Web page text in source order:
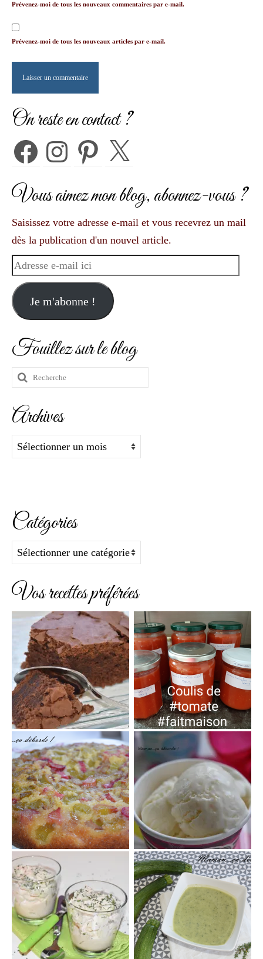
Prévenez-moi de tous les nouveaux commentaires par e-mail.
Prévenez-moi de tous les nouveaux articles par e-mail.
On reste en contact ?
FacebookInstagramPinterest X
Vous aimez mon blog, abonnez-vous ?
Saisissez votre adresse e-mail et vous recevrez un mail
dès la publication d'un nouvel article.
Adresse
mail
ici
Je m'abonne !
Fouillez sur le blog
Rechercher
Archives
Archives
Catégories
Catégories
Vos recettes préférées